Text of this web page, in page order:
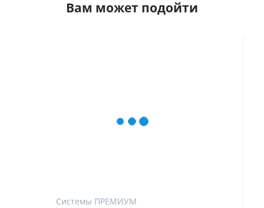
Вам может подойти
Системы ПРЕМИУМ